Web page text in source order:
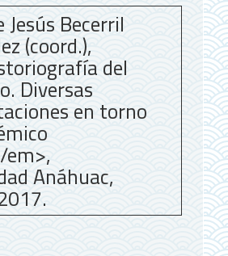
Jesús Becerril
(coord.),
del
Diversas
en torno
Anáhuac,